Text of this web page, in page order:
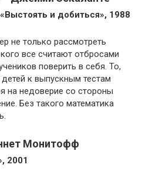
и добиться», 1988
не только рассмотреть
все считают отбросами
поверить в себя. То,
к выпускным тестам
на недоверие со стороны
Без такого математика
Монитофф
2001